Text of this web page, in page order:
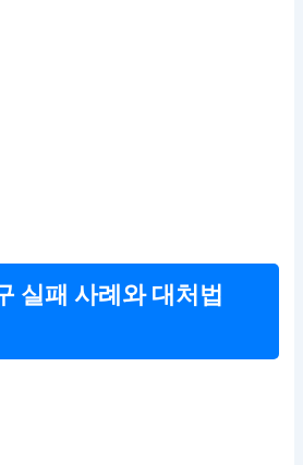
실패 사례와 대처법